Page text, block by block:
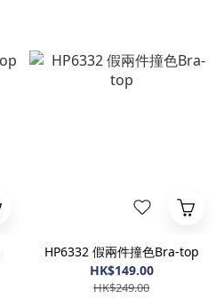
HP6332 假兩件撞色Bra-top
HK$149.00
HK$249.00